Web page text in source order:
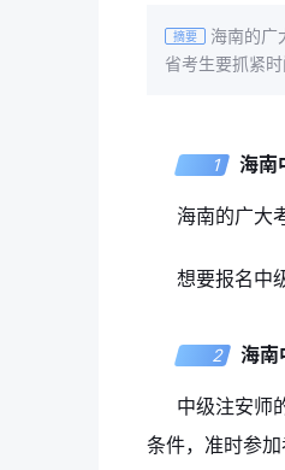
摘要
海南的广
省考生要抓紧时
1 海南
海南的广大
想要报名中
2 海南
中级注安师
条件，准时参加